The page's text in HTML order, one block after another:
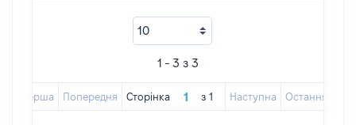
1 - 3 з 3
Перша Попередня Сторінка з 1 Наступна Остання